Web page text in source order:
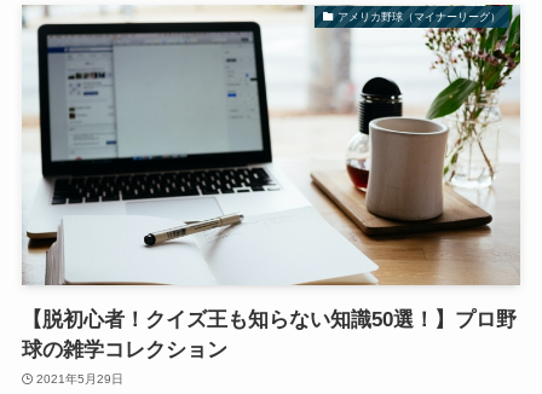
アメリカ野球（マイナーリーグ）
【脱初心者！クイズ王も知らない知識50選！】プロ野
球の雑学コレクション
2021年5月29日